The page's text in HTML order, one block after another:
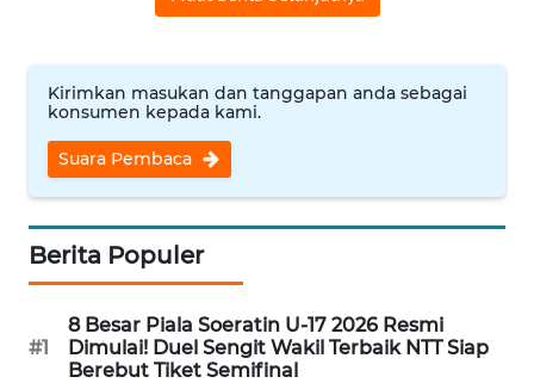
Kirimkan masukan dan tanggapan anda sebagai
konsumen kepada kami.
Suara Pembaca
Berita Populer
#1
8 Besar Piala Soeratin U-17 2026 Resmi
Dimulai! Duel Sengit Wakil Terbaik NTT Siap
Berebut Tiket Semifinal
CIREBON
WN
WN
WN
MAJALENGKA